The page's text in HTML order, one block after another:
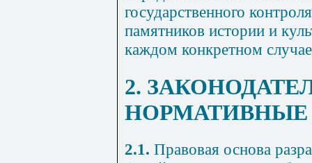
государственного
памятников истории и
каждом конкретном
2.
2.1. Правовая основа